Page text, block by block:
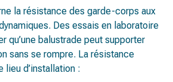
la résistance des garde-corps aux
Des essais en laboratoire
qu’une balustrade peut supporter
sans se rompre. La résistance
lieu d’installation :